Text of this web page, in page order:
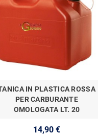
IN PLASTICA ROSSA
PER CARBURANTE
OMOLOGATA LT. 20
14,90 €